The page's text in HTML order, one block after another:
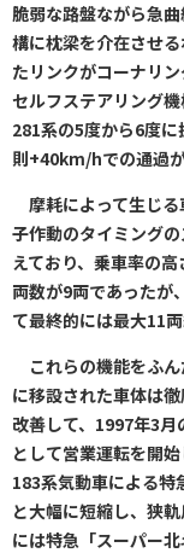
脆弱な路盤ながら急
構に枕梁を介在させ
たリンクがコーナリ
セルフステアリング
281系の5度から6度
則+40km/hでの通過が
摩耗によって生じ
子作動のタイミング
えており、乗車率の
両数が9両であったが
て最終的には最大11
これらの機能をふ
に移設された車体は
改善して、1997年3月
として営業運転を開
183系気動車による
と大幅に短縮し、狭
には特急「スーパー